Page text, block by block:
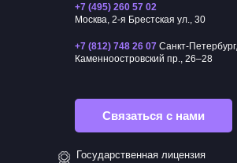
+7 (812) 748 26 07 Санкт-Петербург,
Каменноостровский пр., 26–28
Связаться с нами
+7 (495) 260 57 02
Москва, 2-я Брестская ул., 30
Государственная лицензия